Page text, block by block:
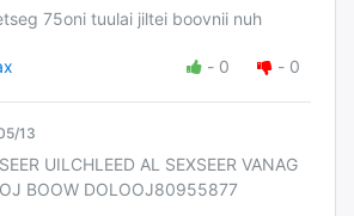
75oni tuulai jiltei boovnii nuh
- 0 - 0
13
UILCHLEED AL SEXSEER VANAG
BOOW DOLOOJ80955877